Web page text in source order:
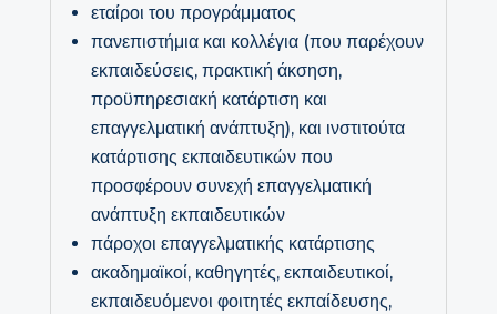
εταίροι του προγράμματος
πανεπιστήμια και κολλέγια (που παρέχουν
εκπαιδεύσεις, πρακτική άκσηση,
προϋπηρεσιακή κατάρτιση και
επαγγελματική ανάπτυξη), και ινστιτούτα
κατάρτισης εκπαιδευτικών που
προσφέρουν συνεχή επαγγελματική
ανάπτυξη εκπαιδευτικών
πάροχοι επαγγελματικής κατάρτισης
ακαδημαϊκοί, καθηγητές, εκπαιδευτικοί,
εκπαιδευόμενοι φοιτητές εκπαίδευσης,